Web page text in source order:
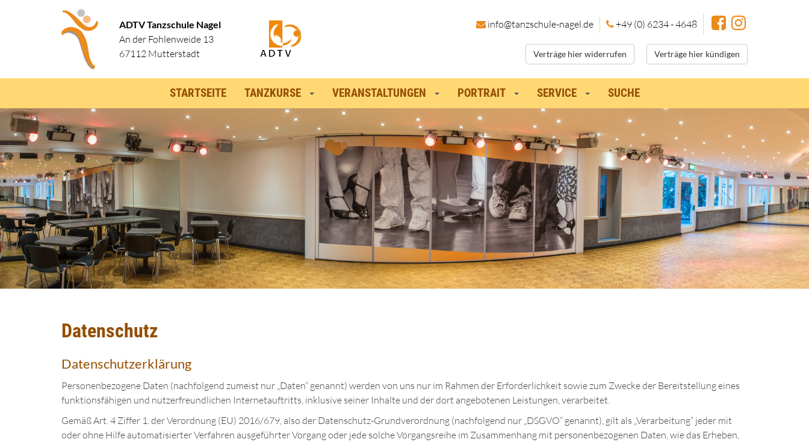
ADTV Tanzschule Nagel
An der Fohlenweide 13
67112 Mutterstadt
info@tanzschule-nagel.de +49 (0) 6234 - 4648
Verträge hier widerrufen Verträge hier kündigen
STARTSEITE TANZKURSE VERANSTALTUNGEN PORTRAIT SERVICE SUCHE
Datenschutz
Datenschutzerklärung
Personenbezogene Daten (nachfolgend zumeist nur „Daten“ genannt) werden von uns nur im Rahmen der Erforderlichkeit sowie zum Zwecke der Bereitstellung eines
funktionsfähigen und nutzerfreundlichen Internetauftritts, inklusive seiner Inhalte und der dort angebotenen Leistungen, verarbeitet.
Gemäß Art. 4 Ziffer 1. der Verordnung (EU) 2016/679, also der Datenschutz-Grundverordnung (nachfolgend nur „DSGVO“ genannt), gilt als „Verarbeitung“ jeder mit
oder ohne Hilfe automatisierter Verfahren ausgeführter Vorgang oder jede solche Vorgangsreihe im Zusammenhang mit personenbezogenen Daten, wie das Erheben,